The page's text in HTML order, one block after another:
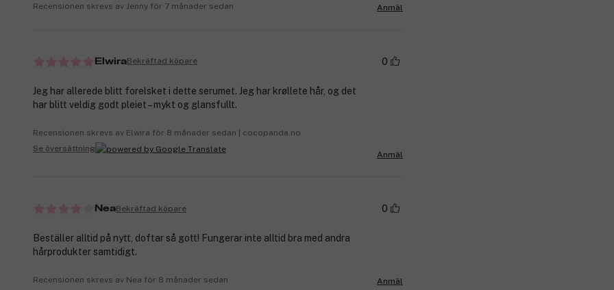
Recensionen skrevs av Jenny för 7 månader sedan Anmäl
ElwiraBekräftad köpare 0
Jeg har allerede blitt forelsket i dette serumet. Jeg har krøllete hår, og det
har blitt veldig godt pleiet – mykt og glansfullt.
Recensionen skrevs av Elwira för 8 månader sedan | cocopanda.no
Se översättning
Anmäl
NeaBekräftad köpare 0
Beställer alltid på nytt, doftar så gott! Fungerar inte alltid bra med andra
hårprodukter samtidigt.
Recensionen skrevs av Nea för 8 månader sedan Anmäl